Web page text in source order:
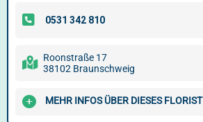
Roonstraße 17
38102 Braunschweig
MEHR INFOS ÜBER DIESES FLORIST